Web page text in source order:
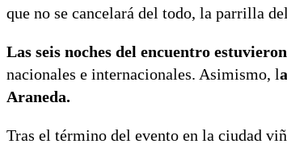
que no se cancelará del todo, la parrilla
Las seis noches del encuentro
nacionales e internacionales. Asimismo, l
Araneda.
Tras el término del evento en la ciudad